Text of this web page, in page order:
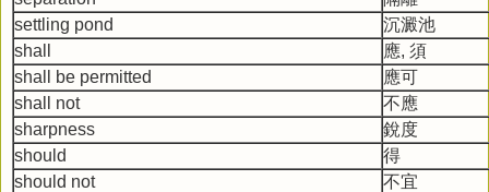
settling pond
沉澱池
shall
應, 須
shall be permitted
應可
shall not
不應
sharpness
銳度
should
得
should not
不宜